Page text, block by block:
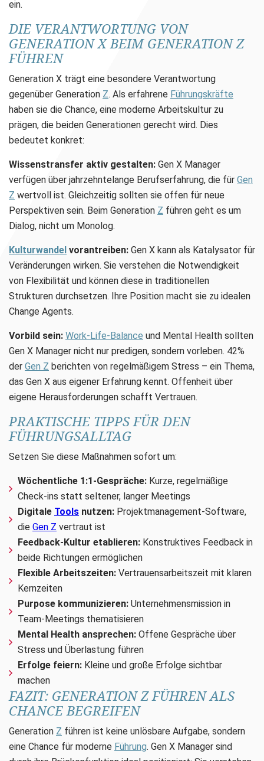
ein.
DIE VERANTWORTUNG VON
GENERATION X BEIM GENERATION Z
FÜHREN
Generation X trägt eine besondere Verantwortung
gegenüber Generation Z. Als erfahrene Führungskräfte
haben sie die Chance, eine moderne Arbeitskultur zu
prägen, die beiden Generationen gerecht wird. Dies
bedeutet konkret:
Wissenstransfer aktiv gestalten: Gen X Manager
verfügen über jahrzehntelange Berufserfahrung, die für Gen
Z wertvoll ist. Gleichzeitig sollten sie offen für neue
Perspektiven sein. Beim Generation Z führen geht es um
Dialog, nicht um Monolog.
Kulturwandel vorantreiben: Gen X kann als Katalysator für
Veränderungen wirken. Sie verstehen die Notwendigkeit
von Flexibilität und können diese in traditionellen
Strukturen durchsetzen. Ihre Position macht sie zu idealen
Change Agents.
Vorbild sein: Work-Life-Balance und Mental Health sollten
Gen X Manager nicht nur predigen, sondern vorleben. 42%
der Gen Z berichten von regelmäßigem Stress – ein Thema,
das Gen X aus eigener Erfahrung kennt. Offenheit über
eigene Herausforderungen schafft Vertrauen.
PRAKTISCHE TIPPS FÜR DEN
FÜHRUNGSALLTAG
Setzen Sie diese Maßnahmen sofort um:
Wöchentliche 1:1-Gespräche: Kurze, regelmäßige
Check-ins statt seltener, langer Meetings
Digitale Tools nutzen: Projektmanagement-Software,
die Gen Z vertraut ist
Feedback-Kultur etablieren: Konstruktives Feedback in
beide Richtungen ermöglichen
Flexible Arbeitszeiten: Vertrauensarbeitszeit mit klaren
Kernzeiten
Purpose kommunizieren: Unternehmensmission in
Team-Meetings thematisieren
Mental Health ansprechen: Offene Gespräche über
Stress und Überlastung führen
Erfolge feiern: Kleine und große Erfolge sichtbar
machen
FAZIT: GENERATION Z FÜHREN ALS
CHANCE BEGREIFEN
Generation Z führen ist keine unlösbare Aufgabe, sondern
eine Chance für moderne Führung. Gen X Manager sind